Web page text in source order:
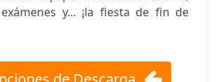
y... ¡la fiesta de fin de